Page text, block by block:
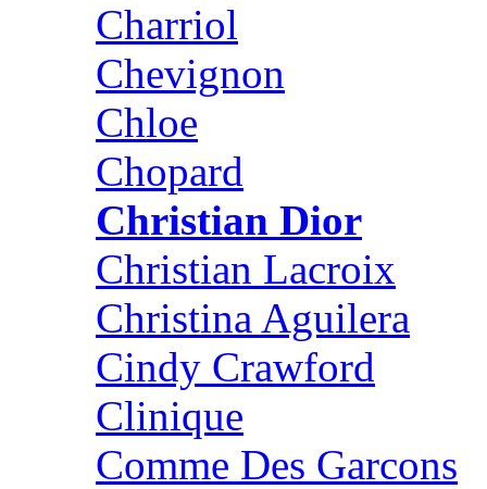
Charriol
Chevignon
Chloe
Chopard
Christian Dior
Christian Lacroix
Christina Aguilera
Cindy Crawford
Clinique
Comme Des Garcons